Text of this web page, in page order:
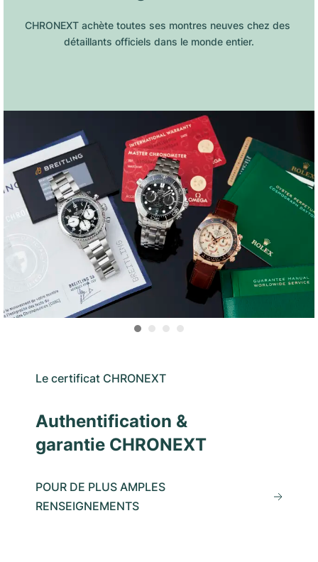
CHRONEXT achète toutes ses montres neuves chez des
détaillants officiels dans le monde entier.
Le certificat CHRONEXT
Authentification &
garantie CHRONEXT
POUR DE PLUS AMPLES
RENSEIGNEMENTS